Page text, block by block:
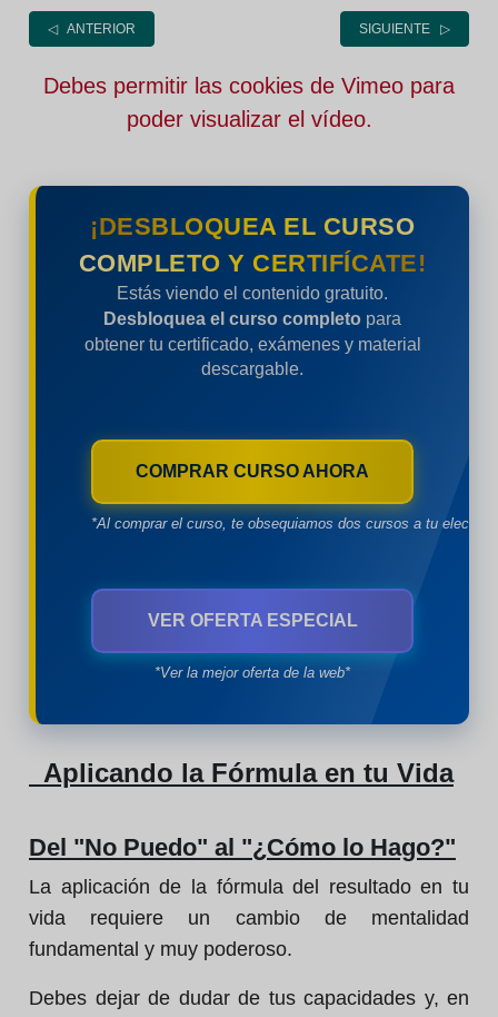
◁ ANTERIOR SIGUIENTE ▷
Debes permitir las cookies de Vimeo para
poder visualizar el vídeo.
¡DESBLOQUEA EL CURSO
COMPLETO Y CERTIFÍCATE!
Estás viendo el contenido gratuito.
Desbloquea el curso completo para
obtener tu certificado, exámenes y material
descargable.
COMPRAR CURSO AHORA
*Al comprar el curso, te obsequiamos dos cursos a tu
VER OFERTA ESPECIAL
*Ver la mejor oferta de la web*
Aplicando la Fórmula en tu Vida
Del "No Puedo" al "¿Cómo lo Hago?"
La aplicación de la fórmula del resultado en tu
vida requiere un cambio de mentalidad
fundamental y muy poderoso.
Debes dejar de dudar de tus capacidades y, en